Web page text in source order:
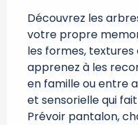
Découvrez les
votre propre
les formes, textures
apprenez à les
en famille ou entre
et sensorielle qui
Prévoir pantalon,